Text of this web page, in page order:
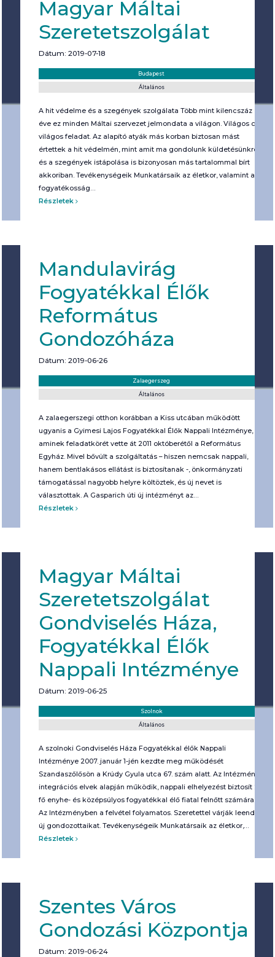
Magyar Máltai
Szeretetszolgálat
Dátum: 2019-07-18
Budapest
Általános
A hit védelme és a szegények szolgálata Több mint kilencszáz
éve ez minden Máltai szervezet jelmondata a világon. Világos cél,
világos feladat. Az alapító atyák más korban biztosan mást
értettek a hit védelmén, mint amit ma gondolunk küldetésünkrõl,
és a szegények istápolása is bizonyosan más tartalommal bírt
akkoriban. Tevékenységeik Munkatársaik az életkor, valamint a
fogyatékosság…
Részletek
Mandulavirág
Fogyatékkal Élők
Református
Gondozóháza
Dátum: 2019-06-26
Zalaegerszeg
Általános
A zalaegerszegi otthon korábban a Kiss utcában működött
ugyanis a Gyimesi Lajos Fogyatékkal Élők Nappali Intézménye,
aminek feladatkörét vette át 2011 októberétől a Református
Egyház. Mivel bővült a szolgáltatás – hiszen nemcsak nappali,
hanem bentlakásos ellátást is biztosítanak -, önkormányzati
támogatással nagyobb helyre költöztek, és új nevet is
választottak. A Gasparich úti új intézményt az…
Részletek
Magyar Máltai
Szeretetszolgálat
Gondviselés Háza,
Fogyatékkal Élők
Nappali Intézménye
Dátum: 2019-06-25
Szolnok
Általános
A szolnoki Gondviselés Háza Fogyatékkal élők Nappali
Intézménye 2007. január 1-jén kezdte meg működését
Szandaszőlősön a Krúdy Gyula utca 67. szám alatt. Az Intézmény
integrációs elvek alapján működik, nappali elhelyezést biztosít 24
fő enyhe- és középsúlyos fogyatékkal élő fiatal felnőtt számára.
Az Intézményben a felvétel folyamatos. Szeretettel várják leendő
új gondozottaikat. Tevékenységeik Munkatársaik az életkor,…
Részletek
Szentes Város
Gondozási Központja
Dátum: 2019-06-24